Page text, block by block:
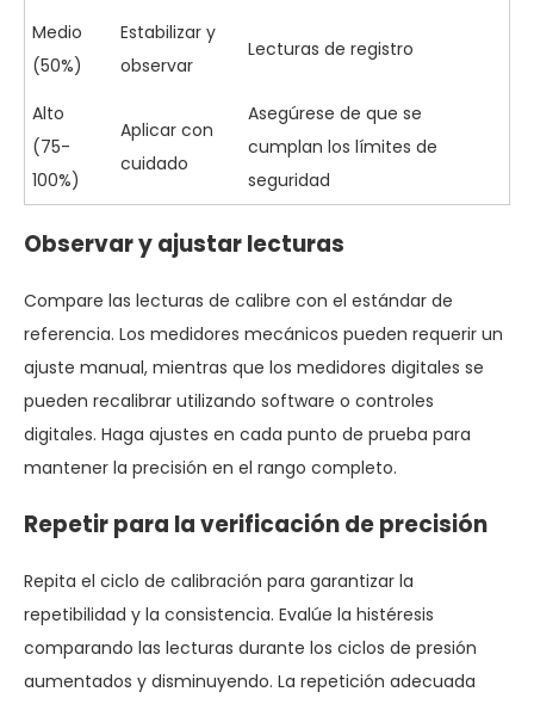
Medio
(50%)
Estabilizar y
observar
Lecturas de registro
Alto
(75-
100%)
Aplicar con
cuidado
Asegúrese de que se
cumplan los límites de
seguridad
Observar y ajustar lecturas
Compare las lecturas de calibre con el estándar de
referencia. Los medidores mecánicos pueden requerir un
ajuste manual, mientras que los medidores digitales se
pueden recalibrar utilizando software o controles
digitales. Haga ajustes en cada punto de prueba para
mantener la precisión en el rango completo.
Repetir para la verificación de precisión
Repita el ciclo de calibración para garantizar la
repetibilidad y la consistencia. Evalúe la histéresis
comparando las lecturas durante los ciclos de presión
aumentados y disminuyendo. La repetición adecuada